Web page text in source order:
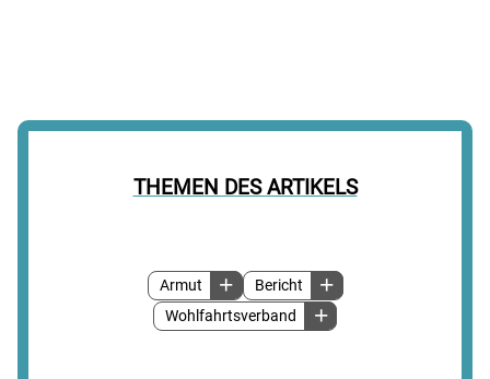
THEMEN DES ARTIKELS
Armut
Bericht
Wohlfahrtsverband